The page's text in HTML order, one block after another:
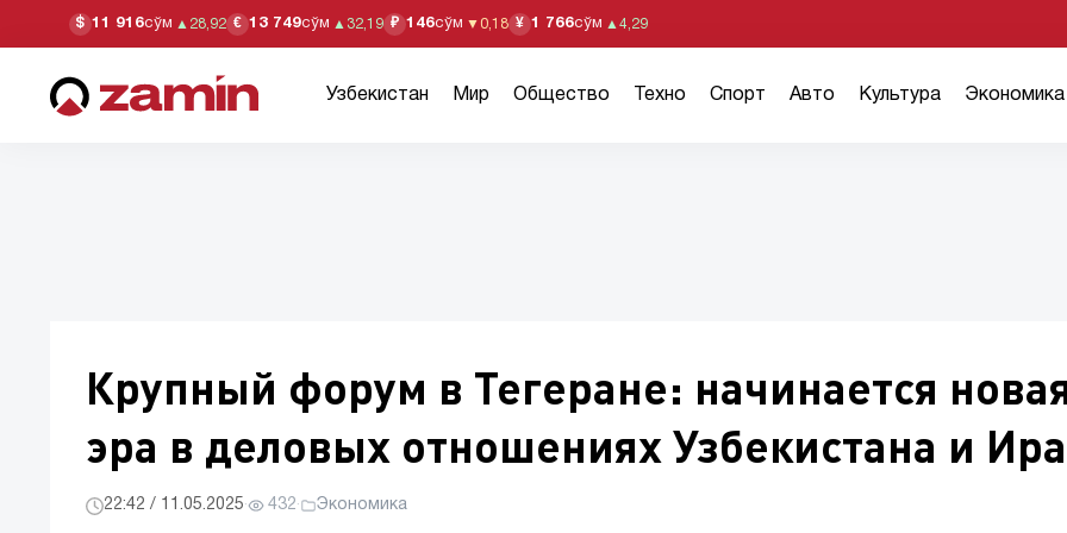
$ 11 916сўм ▲ 28,92 € 13 749сўм ▲ 32,19 ₽ 146сўм ▼ 0,18 ¥ 1 766сўм ▲ 4,29
Узбекистан Мир Общество Техно Спорт Авто Культура Экономика
Крупный форум в Тегеране: начинается
эра в деловых отношениях Узбекистана и
22:42 / 11.05.2025· 432· Экономика